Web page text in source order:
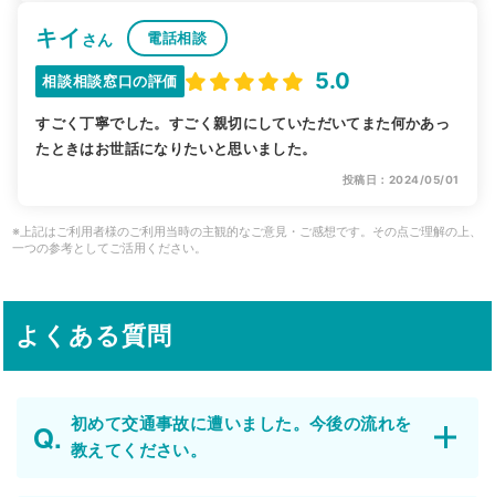
キイ さん 電話相談
相談相談窓口の評価 5.0
すごく丁寧でした。すごく親切にしていただいてまた何かあっ
たときはお世話になりたいと思いました。
投稿日：2024/05/01
※上記はご利用者様のご利用当時の主観的なご意見・ご感想です。その点ご理解の上、
一つの参考としてご活用ください。
よくある質問
初めて交通事故に遭いました。今後の流れを
教えてください。